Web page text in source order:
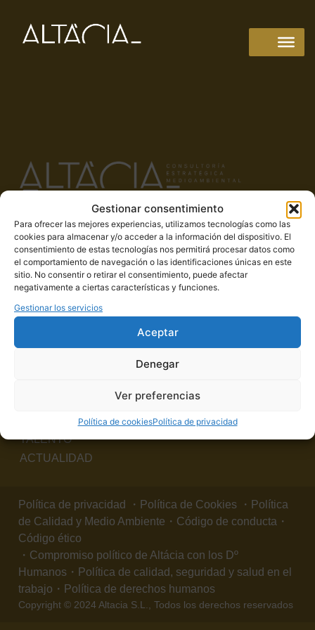
Gestionar consentimiento
Para ofrecer las mejores experiencias, utilizamos tecnologías como las
cookies para almacenar y/o acceder a la información del dispositivo. El
consentimiento de estas tecnologías nos permitirá procesar datos como
el comportamiento de navegación o las identificaciones únicas en este
sitio. No consentir o retirar el consentimiento, puede afectar
negativamente a ciertas características y funciones.
Gestionar los servicios
Aceptar
Denegar
Ver preferencias
Política de cookiesPolítica de privacidad
917 647 489
info@altacia.com
C/ Padre Damián, 40, 2-A, 28036, Madrid
PROYECTOS
TALENTO
ACTUALIDAD
Política de privacidad ・ Política de Cookies ・ Política
de Calidad y Medio Ambiente ・ Código de conducta ・
Código ético
・ Compromiso político de Altácia con los Dº
Humanos ・ Política de calidad, seguridad y salud en el
trabajo ・ Política de derechos humanos
Copyright © 2024 Altacia S.L., Todos los derechos reservados